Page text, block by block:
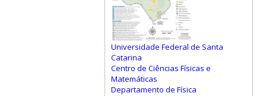
Universidade Federal de Santa
Catarina
Centro de Ciências Físicas e
Matemáticas
Departamento de Física